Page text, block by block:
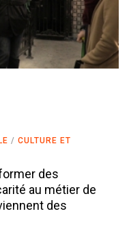
CULTURE ET
des
au métier de
des